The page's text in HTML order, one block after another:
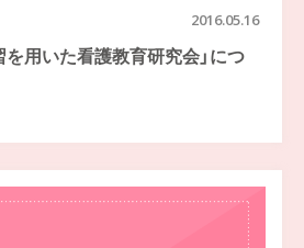
2016.05.16
を用いた看護教育研究会」につ